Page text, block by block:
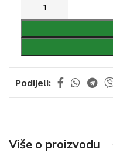
Podijeli:
Više o proizvodu